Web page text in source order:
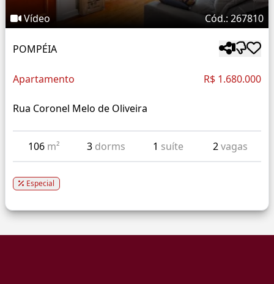
Vídeo Cód.: 267810
POMPÉIA
Apartamento R$ 1.680.000
Rua Coronel Melo de Oliveira
106 m² 3 dorms 1 suíte 2vagas
Especial